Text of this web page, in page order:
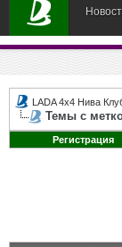
LADA 4x4 Нива
Темы с
Регистрация